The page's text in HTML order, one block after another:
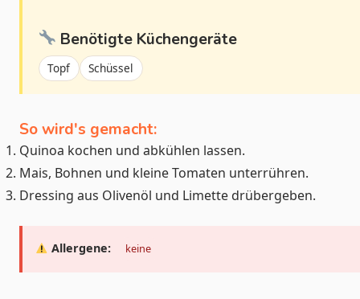
Benötigte Küchengeräte
Topf Schüssel
So wird's gemacht:
Quinoa kochen und abkühlen lassen.
Mais, Bohnen und kleine Tomaten unterrühren.
Dressing aus Olivenöl und Limette drübergeben.
Allergene: keine